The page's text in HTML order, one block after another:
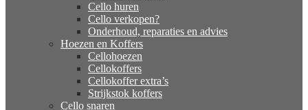
Cello huren
Cello verkopen?
Onderhoud, reparaties en advies
Hoezen en Koffers
Cellohoezen
Cellokoffers
Cellokoffer extra’s
Strijkstok koffers
Cello snaren